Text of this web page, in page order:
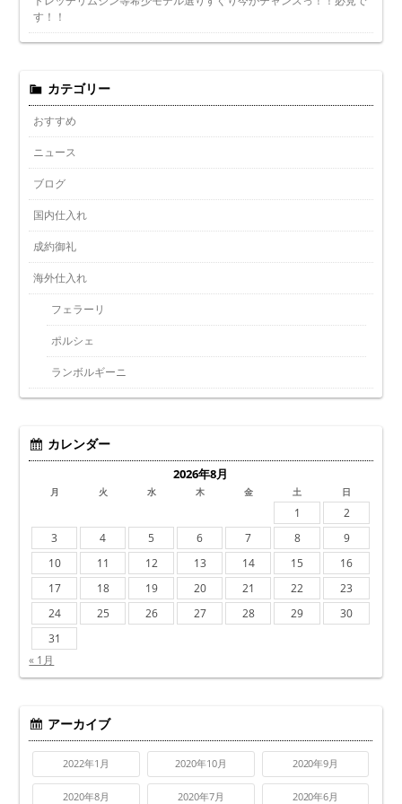
す！！
カテゴリー
おすすめ
ニュース
ブログ
国内仕入れ
成約御礼
海外仕入れ
フェラーリ
ポルシェ
ランボルギーニ
カレンダー
2026年8月
月 火 水 木 金 土 日
1
2
3
4 5 6 7 8
9
10
11 12 13 14 15
16
17
18 19 20 21 22
23
24
25 26 27 28 29
30
31
« 1月
アーカイブ
2022年1月 2020年10月 2020年9月
2020年8月 2020年7月 2020年6月